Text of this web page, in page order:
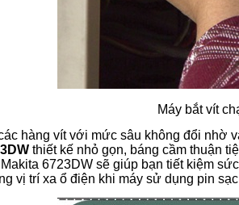
Máy bắt vít
hàng vít với mức sâu không đổi nhờ
thiết kế nhỏ gọn, báng cầm thuận
6723DW sẽ giúp bạn tiết kiệm
vị trí xa ổ điện khi máy sử dụng pin